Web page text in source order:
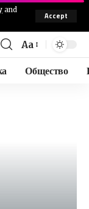
and
Accept
Aa
Общество